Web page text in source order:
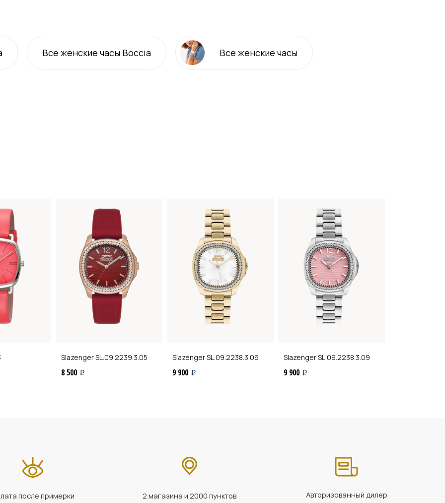
Всеженские часы Boccia Всеженские часы
SlazengerSL.09.2239.3.05
8 500 i
SlazengerSL.09.2238.3.06
9 900 i
SlazengerSL.09.2238.3.09
9 900 i
после примерки 2 магазина и 2000 пунктов Авторизованный дилер